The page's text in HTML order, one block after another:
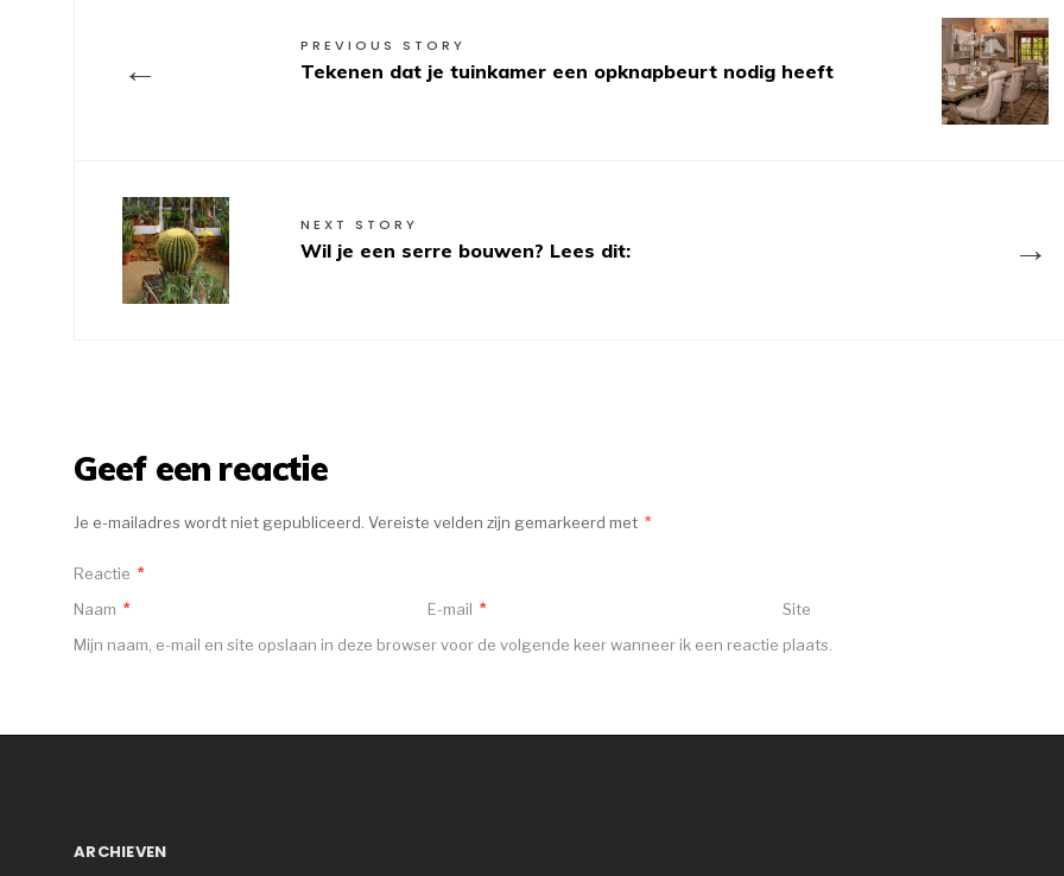
←
PREVIOUS STORY
Tekenen dat je tuinkamer een opknapbeurt nodig heeft
→
NEXT STORY
Wil je een serre bouwen? Lees dit:
Geef een reactie
Je e-mailadres wordt niet gepubliceerd. Vereiste velden zijn gemarkeerd met *
Reactie *
Naam * E-mail *
Site
Mijn naam, e-mail en site opslaan in deze browser voor de volgende keer wanneer ik een reactie plaats.
ARCHIEVEN